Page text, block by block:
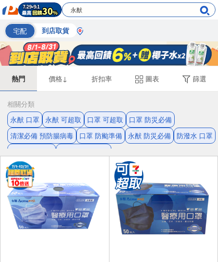
宅配 到店取貨
熱門 價格↓ 折扣率 圖表 篩選
相關分類
永猷 口罩
永猷 可超取 口罩 可超取
口罩 防災必備
清潔必備 預防腸病毒
口罩 防颱準備 永猷 防災必備 防潑水 口罩